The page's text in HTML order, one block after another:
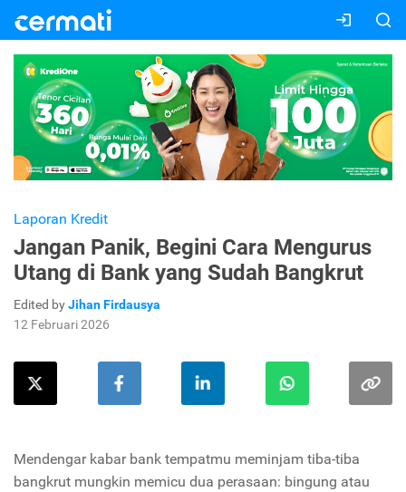
Laporan Kredit
Jangan Panik, Begini Cara Mengurus
Utang di Bank yang Sudah Bangkrut
Edited byJihan Firdausya
12 Februari 2026
Mendengar kabar bank tempatmu meminjam tiba-tiba
bangkrut mungkin memicu dua perasaan: bingung atau